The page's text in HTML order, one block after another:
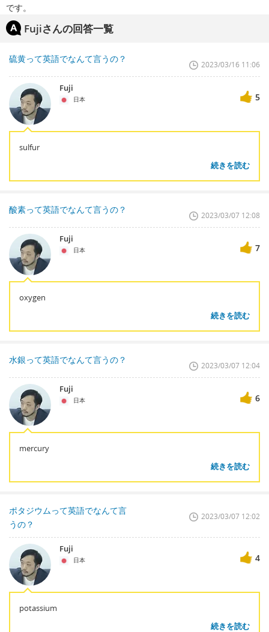
です。
Fujiさんの回答一覧
硫黄って英語でなんて言うの？
2023/03/16 11:06
Fuji
日本 5
sulfur
続きを読む
酸素って英語でなんて言うの？
2023/03/07 12:08
Fuji
日本 7
oxygen
続きを読む
水銀って英語でなんて言うの？
2023/03/07 12:04
Fuji
日本 6
mercury
続きを読む
ポタジウムって英語でなんて言
うの？
2023/03/07 12:02
Fuji
日本 4
potassium
続きを読む